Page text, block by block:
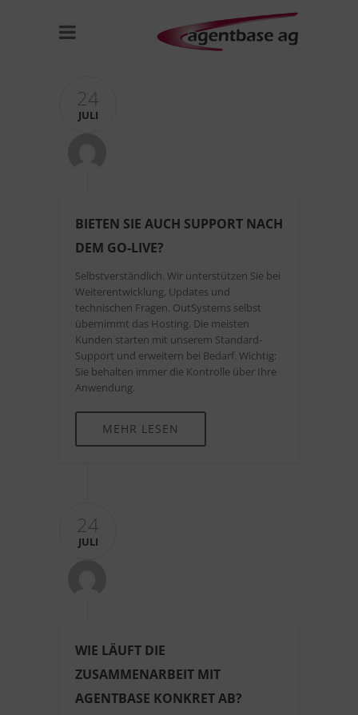
24
JULI
BIETEN SIE AUCH SUPPORT NACH
DEM GO-LIVE?
Selbstverständlich. Wir unterstützen Sie bei
Weiterentwicklung, Updates und
technischen Fragen. OutSystems selbst
übernimmt das Hosting. Die meisten
Kunden starten mit unserem Standard-
Support und erweitern bei Bedarf. Wichtig:
Sie behalten immer die Kontrolle über Ihre
Anwendung.
MEHR LESEN
24
JULI
WIE LÄUFT DIE
ZUSAMMENARBEIT MIT
AGENTBASE KONKRET AB?